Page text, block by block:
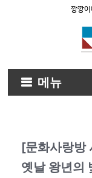
깡깡
메뉴
[문화사랑방
옛날 왕년의